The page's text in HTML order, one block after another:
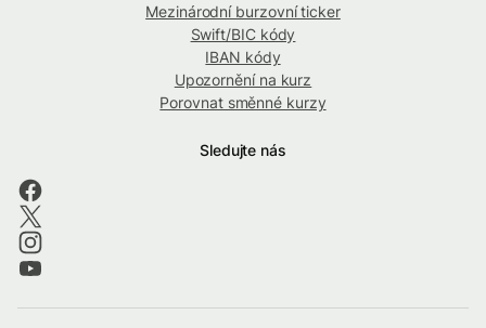
Mezinárodní burzovní ticker
Swift/BIC kódy
IBAN kódy
Upozornění na kurz
Porovnat směnné kurzy
Sledujte nás